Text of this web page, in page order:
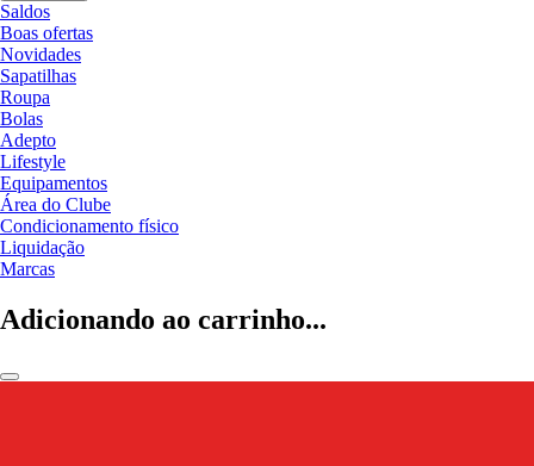
Saldos
Boas ofertas
Novidades
Sapatilhas
Roupa
Bolas
Adepto
Lifestyle
Equipamentos
Área do Clube
Condicionamento físico
Liquidação
Marcas
Adicionando ao carrinho...